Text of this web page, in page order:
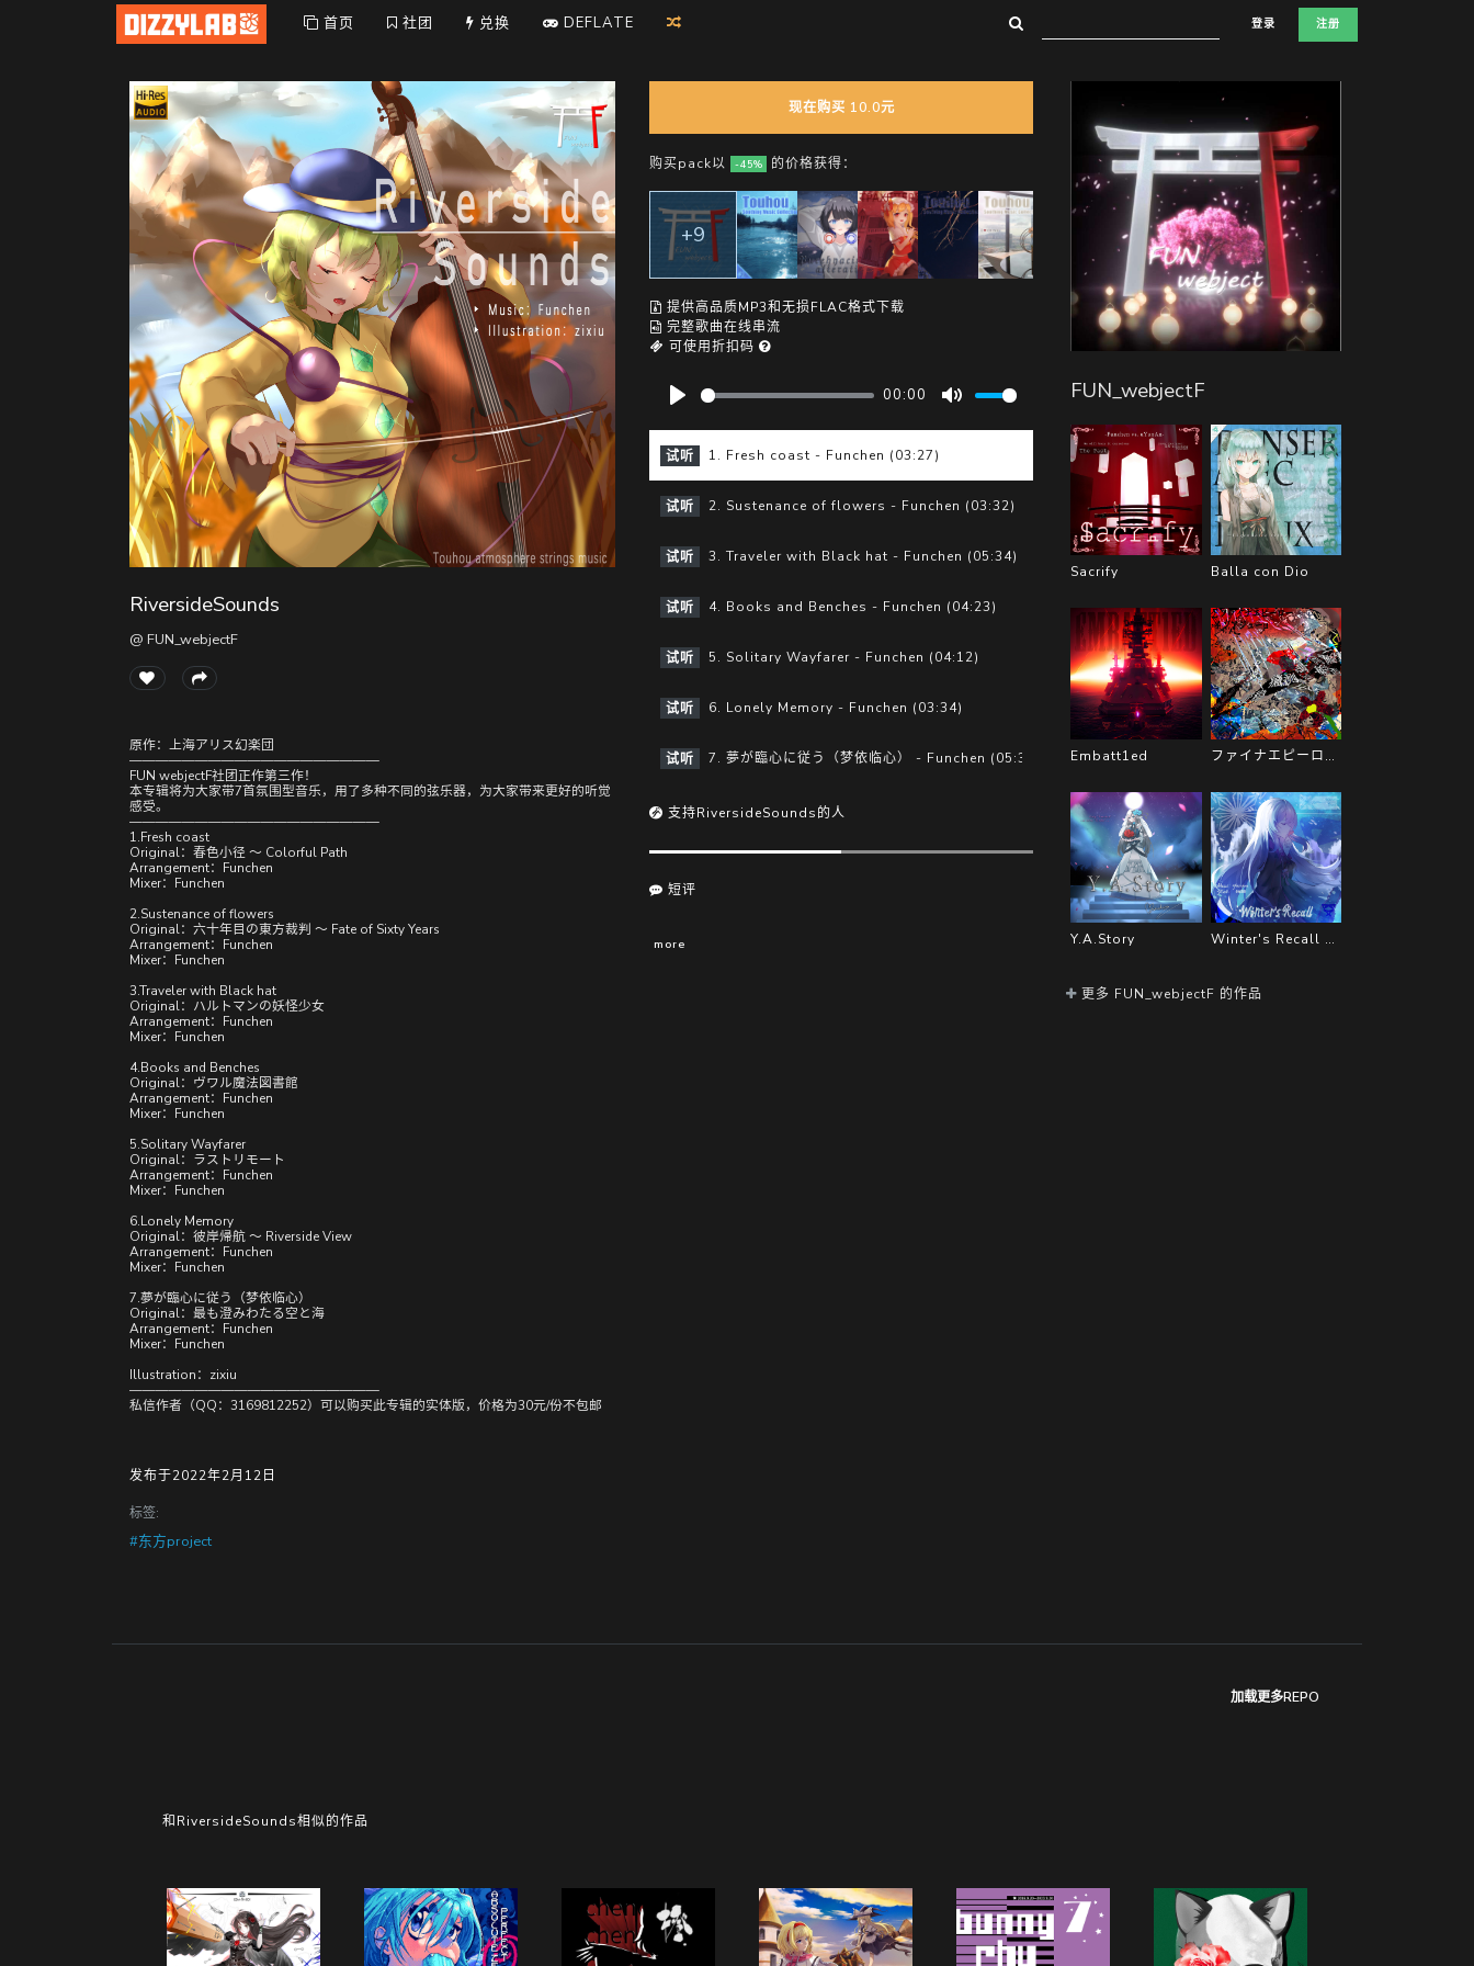
首页 社团 兑换 DEFLATE 登录 注册
RiversideSounds
@ FUN_webjectF
原作：上海アリス幻楽団
———————————————————
FUN webjectF社团正作第三作！
本专辑将为大家带7首氛围型音乐，用了多种不同的弦乐器，为大家带来更好的听觉
感受。
———————————————————
1.Fresh coast
Original：春色小径 ～ Colorful Path
Arrangement：Funchen
Mixer：Funchen
2.Sustenance of flowers
Original：六十年目の東方裁判 ～ Fate of Sixty Years
Arrangement：Funchen
Mixer：Funchen
3.Traveler with Black hat
Original：ハルトマンの妖怪少女
Arrangement：Funchen
Mixer：Funchen
4.Books and Benches
Original：ヴワル魔法図書館
Arrangement：Funchen
Mixer：Funchen
5.Solitary Wayfarer
Original：ラストリモート
Arrangement：Funchen
Mixer：Funchen
6.Lonely Memory
Original：彼岸帰航 ～ Riverside View
Arrangement：Funchen
Mixer：Funchen
7.夢が臨心に従う（梦依临心）
Original：最も澄みわたる空と海
Arrangement：Funchen
Mixer：Funchen
Illustration：zixiu
———————————————————
私信作者（QQ：3169812252）可以购买此专辑的实体版，价格为30元/份不包邮
发布于2022年2月12日
标签:
#东方project
现在购买 10.0元
购买pack以 -45% 的价格获得：
+9
提供高品质MP3和无损FLAC格式下载
完整歌曲在线串流
可使用折扣码
l
a
y
00:00
试听 1. Fresh coast - Funchen (03:27)
试听 2. Sustenance of flowers - Funchen (03:32)
试听 3. Traveler with Black hat - Funchen (05:34)
试听 4. Books and Benches - Funchen (04:23)
试听 5. Solitary Wayfarer - Funchen (04:12)
试听 6. Lonely Memory - Funchen (03:34)
试听 7. 夢が臨心に従う（梦依临心） - Funchen (05:33)
支持RiversideSounds的人
短评
more
FUN_webjectF
Sacrify Balla con Dio
Embatt1ed ファイナエピーロー·インアジュー
Y.A.Story Winter's Recall Voice of Hearts Sound Track 1
更多 FUN_webjectF 的作品
加载更多REPO
和RiversideSounds相似的作品